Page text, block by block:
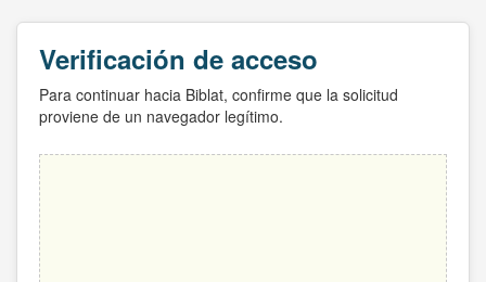
Verificación de acceso
Para continuar hacia Biblat, confirme que la solicitud
proviene de un navegador legítimo.